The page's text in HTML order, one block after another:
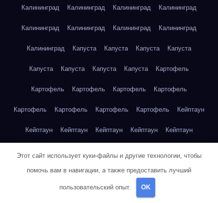
Калининград Калининград Калининград Калининград
Калининград Калининград Калининград Калининград
Калининград Капуста Капуста Капуста Капуста
Капуста Капуста Капуста Капуста Картофель
Картофель Картофель Картофель Картофель
Картофель Картофель Картофель Картофель Кейптаун
Кейптаун Кейптаун Кейптаун Кейптаун Кейптаун
Кейптаун Кейптаун Кейптаун Кейптаун Кейптаун
Кейптаун Кейптаун Кейптаун
Этот сайт использует куки-файлы и другие технологии, чтобы
помочь вам в навигации, а также предоставить лучший
пользовательский опыт. OK